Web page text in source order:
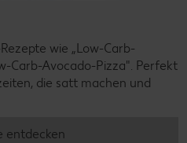
wie „Low-Carb-
Carb-Avocado-Pizza". Perfekt
die satt machen und
entdecken